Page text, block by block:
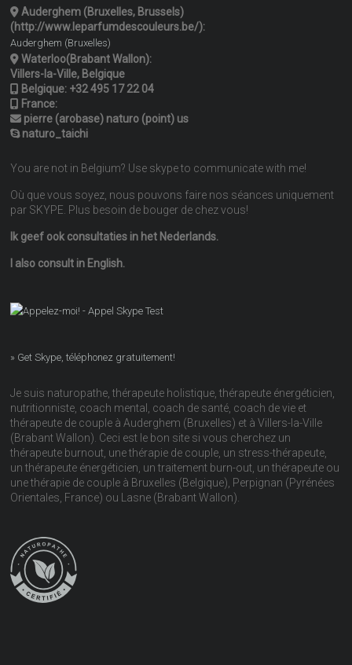
Auderghem (Bruxelles, Brussels)
(http://www.leparfumdescouleurs.be/):
Auderghem (Bruxelles)
Waterloo(Brabant Wallon):
Villers-la-Ville, Belgique
Belgique: +32 495 17 22 04
France:
pierre (arobase) naturo (point) us
naturo_taichi
You are not in Belgium? Use skype to communicate with me!
Où que vous soyez, nous pouvons faire nos séances uniquement
par SKYPE. Plus besoin de bouger de chez vous!
Ik geef ook consultaties in het Nederlands.
I also consult in English.
» Get Skype, téléphonez gratuitement!
Je suis naturopathe, thérapeute holistique, thérapeute énergéticien,
nutritionniste, coach mental, coach de santé, coach de vie et
thérapeute de couple à Auderghem (Bruxelles) et à Villers-la-Ville
(Brabant Wallon). Ceci est le bon site si vous cherchez un
thérapeute burnout, une thérapie de couple, un stress-thérapeute,
un thérapeute énergéticien, un traitement burn-out, un thérapeute ou
une thérapie de couple à Bruxelles (Belgique), Perpignan (Pyrénées
Orientales, France) ou Lasne (Brabant Wallon).